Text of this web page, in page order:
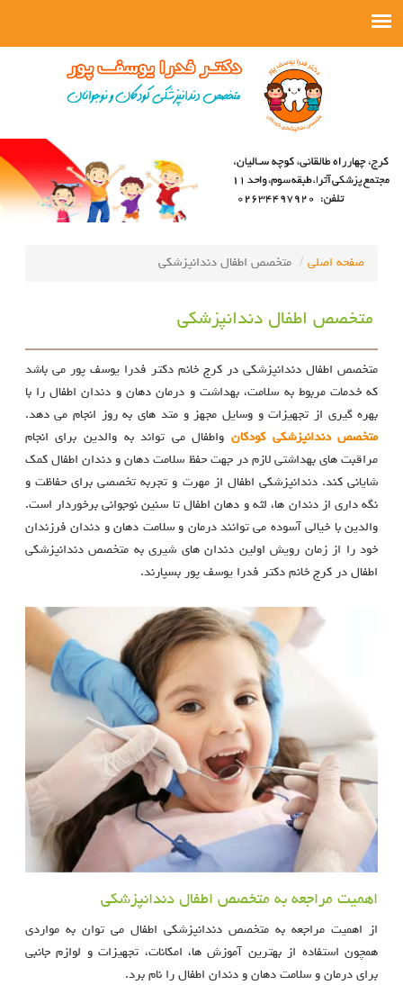
صفحه اصلی متخصص اطفال دندانپزشکی
متخصص اطفال دندانپزشکی
متخصص اطفال دندانپزشکی در کرج خانم دکتر فدرا یوسف پور می باشد
که خدمات مربوط به سلامت، بهداشت و درمان دهان و دندان اطفال را با
بهره گیری از تجهیزات و وسایل مجهز و متد های به روز انجام می دهد.
متخصص دندانپزشکی کودکانواطفال می تواند به والدین برای انجام
مراقبت های بهداشتی لازم در جهت حفظ سلامت دهان و دندان اطفال کمک
شایانی کند. دندانپزشکی اطفال از مهرت و تجربه تخصصی برای حفاظت و
نگه داری از دندان ها، لثه و دهان اطفال تا سنین نوجوانی برخوردار است.
والدین با خیالی آسوده می توانند درمان و سلامت دهان و دندان فرزندان
خود را از زمان رویش اولین دندان های شیری به متخصص دندانپزشکی
اطفال در کرج خانم دکتر فدرا یوسف پور بسپارند.
اهمیت مراجعه به متخصص اطفال دندانپزشکی
از اهمیت مراجعه به متخصص دندانپزشکی اطفال می توان به مواردی
همچون استفاده از بهترین آموزش ها، امکانات، تجهیزات و لوازم جانبی
برای درمان و سلامت دهان و دندان اطفال را نام برد.